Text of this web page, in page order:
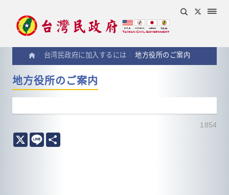
台湾民政府に加入するには 地方役所のご案内
地方役所のご案内
1854
X Line